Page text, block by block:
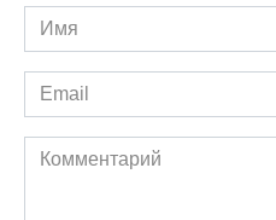
Имя
*
Email
*
Комментарий